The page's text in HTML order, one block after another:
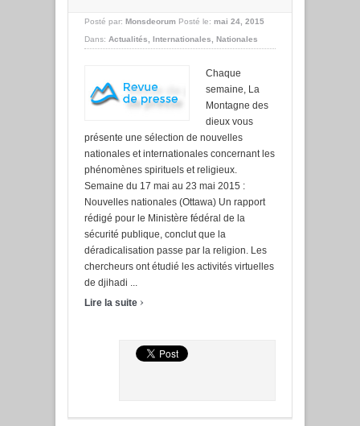
Posté par: Monsdeorum Posté le: mai 24, 2015
Dans: Actualités, Internationales, Nationales
Chaque
semaine, La
Montagne des
dieux vous
présente une sélection de nouvelles
nationales et internationales concernant les
phénomènes spirituels et religieux.
Semaine du 17 mai au 23 mai 2015 :
Nouvelles nationales (Ottawa) Un rapport
rédigé pour le Ministère fédéral de la
sécurité publique, conclut que la
déradicalisation passe par la religion. Les
chercheurs ont étudié les activités virtuelles
de djihadi ...
Lire la suite ›